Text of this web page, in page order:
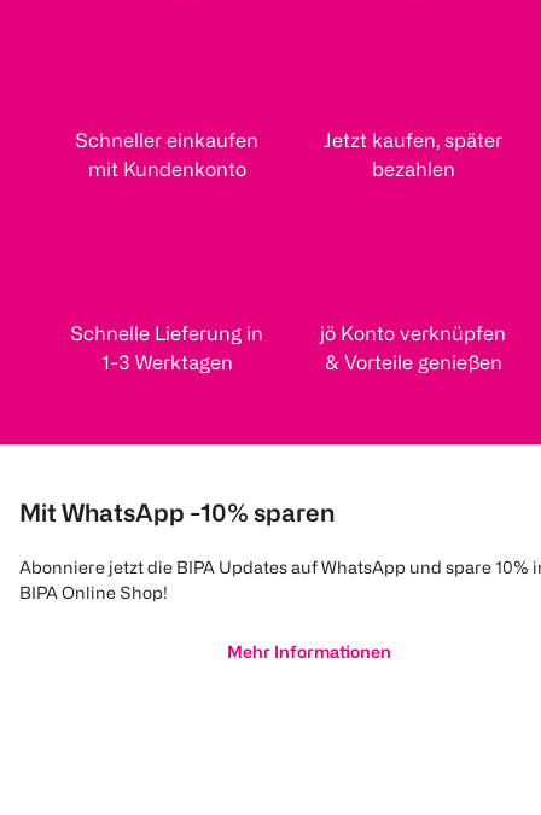
Schneller einkaufen
mit Kundenkonto
Jetzt kaufen, später
bezahlen
Schnelle Lieferung in
1-3 Werktagen
jö Konto verknüpfen
& Vorteile genießen
Mit WhatsApp -10% sparen
Abonniere jetzt die BIPA Updates auf WhatsApp und spare 10%
BIPA Online Shop!
Mehr Informationen